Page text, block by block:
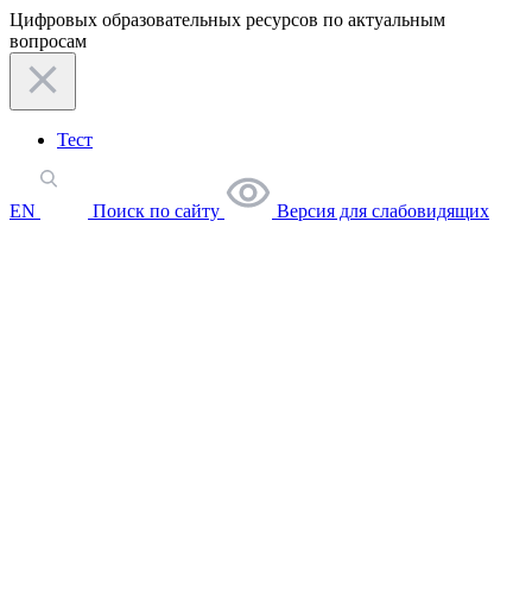
Цифровых образовательных ресурсов по актуальным
вопросам
Тест
EN Поиск по сайту Версия для слабовидящих